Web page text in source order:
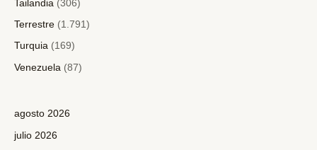
Tailandia (306)
Terrestre (1.791)
Turquia (169)
Venezuela (87)
agosto 2026
julio 2026